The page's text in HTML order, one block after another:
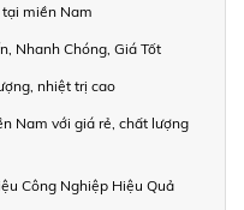
miền Nam
Nhanh Chóng, Giá Tốt
nhiệt trị cao
Nam với giá rẻ, chất lượng
Công Nghiệp Hiệu Quả